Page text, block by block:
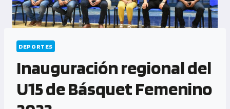
DEPORTES
Inauguración regional del
U15 de Básquet Femenino